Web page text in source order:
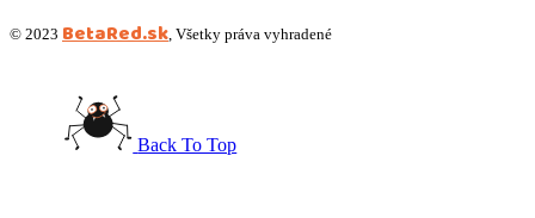
© 2023 BetaRed.sk , Všetky práva vyhradené
Back To Top